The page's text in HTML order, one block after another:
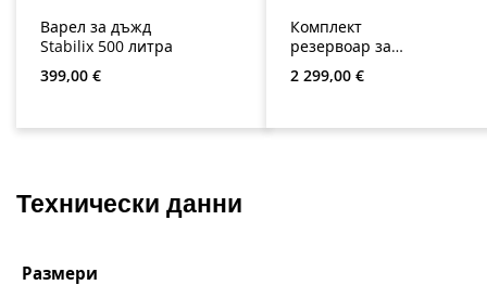
Варел за дъжд
Stabilix 500 литра
Редовна цена:
399,00 €
Комплект
резервоар за
дъждовна вода
WISY с WFF 100
Редовна цена:
2 299,00 €
Технически данни
Размери